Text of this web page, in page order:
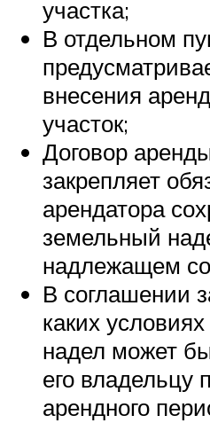
участка;
В отдельном
внесения
участок;
Договор
закрепляет
арендатора
земельный
надлежащем
В соглашении
каких
надел может
его владельцу
арендного